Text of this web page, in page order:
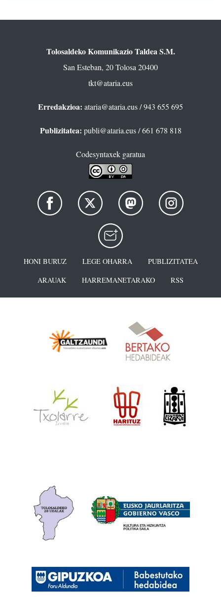
Tolosaldeko Komunikazio Taldea S.M.
San Esteban, 20 Tolosa 20400
tkt@ataria.eus
Erredakzioa: ataria@ataria.eus/ 943 655 695
Publizitatea: publi@ataria.eus/ 661 678 818
Codesyntaxek garatua
HONI BURUZ LEGE OHARRA
PUBLIZITATEA
ARAUAK
HARREMANETARAKO RSS